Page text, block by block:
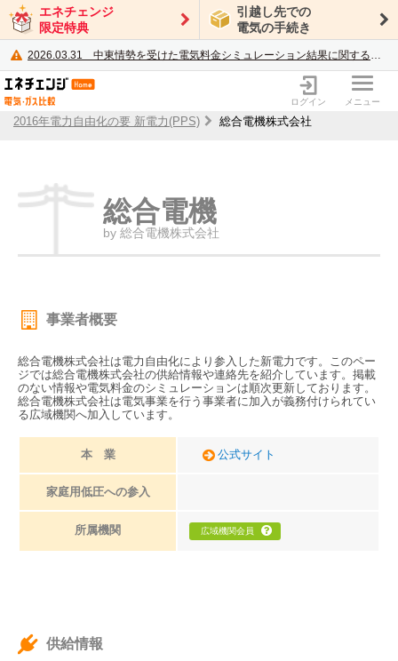
エネチェンジ
限定特典
引越し先での
電気の手続き
2026.03.31 中東情勢を受けた電気料金シミュレーション結果に関するご案内
電力・ガス比較サイト エネチェンジ
ログイン メニュー
2016年電力自由化の要 新電力(PPS) 総合電機株式会社
総合電機
by 総合電機株式会社
事業者概要
総合電機株式会社は電力自由化により参入した新電力です。このペー
ジでは総合電機株式会社の供給情報や連絡先を紹介しています。掲載
のない情報や電気料金のシミュレーションは順次更新しております。
総合電機株式会社は電気事業を行う事業者に加入が義務付けられてい
る広域機関へ加入しています。
本 業 公式サイト
家庭用低圧への参入
所属機関 広域機関会員
供給情報